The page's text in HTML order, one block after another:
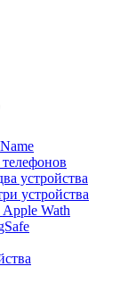
устройства
устройства
Wath